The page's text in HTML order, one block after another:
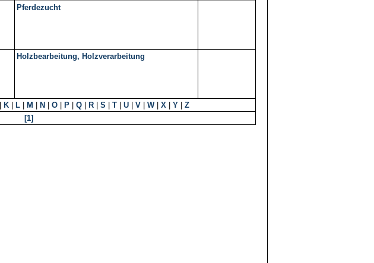
Pferdezucht
Holzbearbeitung, Holzverarbeitung
K L M N O P Q R S T U V W| X Y
Z
[1]